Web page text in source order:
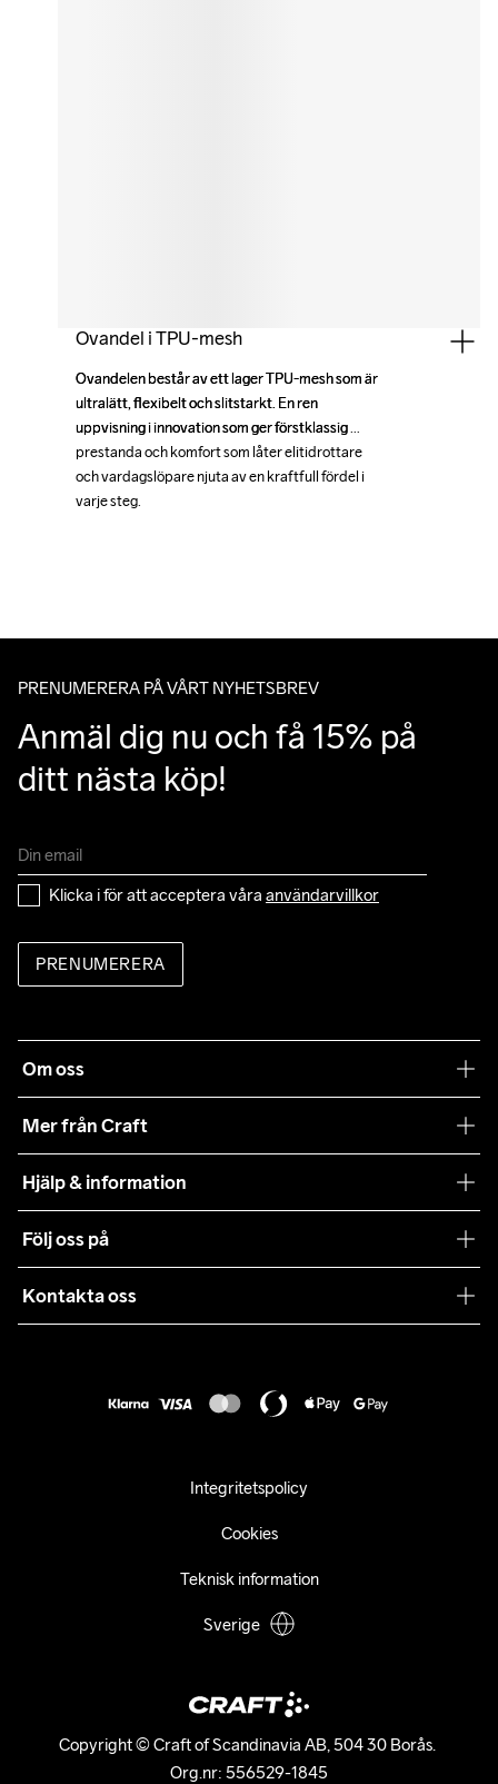
Ovandel i TPU-mesh
Ovandelen består av ett lager TPU-mesh som är
ultralätt, flexibelt och slitstarkt. En ren
uppvisning i innovation som ger förstklassig
prestanda och komfort som låter elitidrottare
och vardagslöpare njuta av en kraftfull fördel i
varje steg.
Ovandelen består av ett lager TPU-mesh som är
ultralätt, flexibelt och slitstarkt. En ren
uppvisning i innovation som ger förstklassig
prestanda och komfort som låter elitidrottare
och vardagslöpare njuta av en kraftfull fördel i
varje steg.
PRENUMERERA PÅ VÅRT NYHETSBREV
Anmäl dig nu och få 15% på
ditt nästa köp!
Klicka i för att acceptera våra användarvillkor
PRENUMERERA
Om oss
Mer från Craft
Teamwear
Hållbarhet
Samarbeten
Hjälp & information
Våra köpvillkor
Retur
Följ oss på
Kontakta oss
Copyright © Craft of Scandinavia AB, 504 30 Borås.
Org.nr: 556529-1845
Integritetspolicy
Cookies
Teknisk information
Sverige